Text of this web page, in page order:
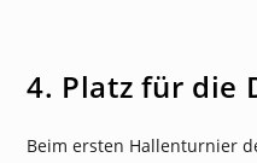
4. Platz für die
Beim ersten Hallenturnier